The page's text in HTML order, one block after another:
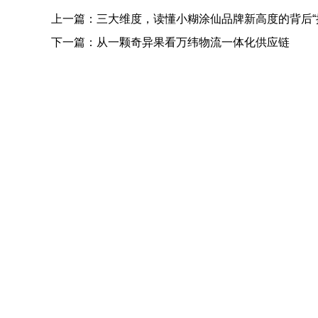
上一篇： 三大维度，读懂小糊涂仙品牌新高度的背后“
下一篇： 从一颗奇异果看万纬物流一体化供应链